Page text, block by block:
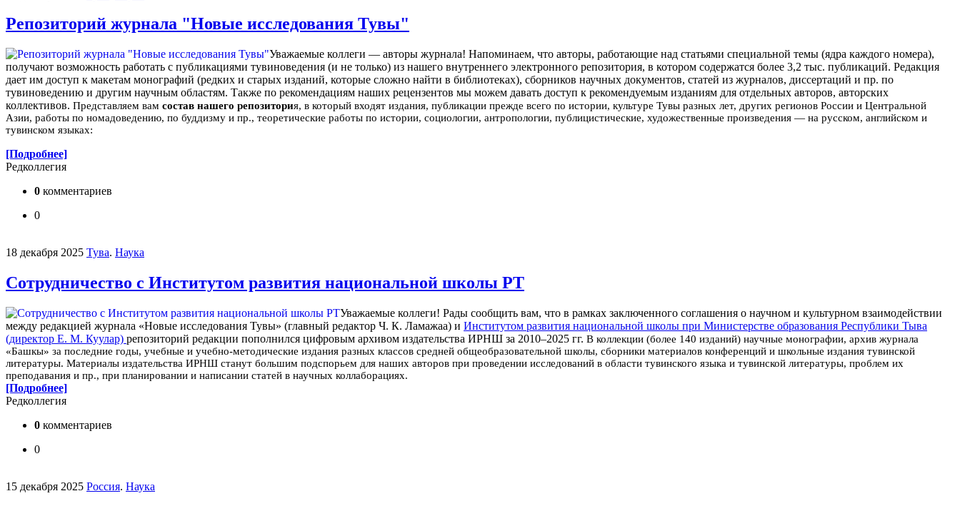
Репозиторий журнала "Новые исследования Тувы"
Уважаемые коллеги — авторы журнала! Напоминаем, что авторы, работающие над статьями специальной темы (ядра каждого номера),
получают возможность работать с публикациями тувиноведения (и не только) из нашего внутреннего электронного репозитория, в котором содержатся более 3,2 тыс. публикаций. Редакция
дает им доступ к макетам монографий (редких и старых изданий, которые сложно найти в библиотеках), сборников научных документов, статей из журналов, диссертаций и пр. по
тувиноведению и другим научным областям. Также по рекомендациям наших рецензентов мы можем давать доступ к рекомендуемым изданиям для отдельных авторов, авторских
коллективов. Представляем вам состав нашего репозитория, в который входят издания, публикации прежде всего по истории, культуре Тувы разных лет, других регионов России и Центральной
Азии, работы по номадоведению, по буддизму и пр., теоретические работы по истории, социологии, антропологии, публицистические, художественные произведения — на русском, английском и
тувинском языках:
[Подробнее]
Редколлегия
0 комментариев
0
18 декабря 2025 Тува. Наука
Сотрудничество с Институтом развития национальной школы РТ
Уважаемые коллеги! Рады сообщить вам, что в рамках заключенного соглашения о научном и культурном взаимодействии
между редакцией журнала «Новые исследования Тувы» (главный редактор Ч. К. Ламажаа) и Институтом развития национальной школы при Министерстве образования Республики Тыва
(директор Е. М. Куулар) репозиторий редакции пополнился цифровым архивом издательства ИРНШ за 2010–2025 гг. В коллекции (более 140 изданий) научные монографии, архив журнала
«Башкы» за последние годы, учебные и учебно-методические издания разных классов средней общеобразовательной школы, сборники материалов конференций и школьные издания тувинской
литературы. Материалы издательства ИРНШ станут большим подспорьем для наших авторов при проведении исследований в области тувинского языка и тувинской литературы, проблем их
преподавания и пр., при планировании и написании статей в научных коллаборациях.
[Подробнее]
Редколлегия
0 комментариев
0
15 декабря 2025 Россия. Наука